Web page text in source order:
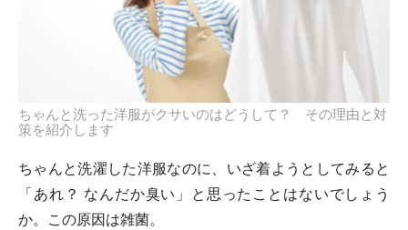
ちゃんと洗った洋服がクサいのはどうして？ その理由と対
策を紹介します
ちゃんと洗濯した洋服なのに、いざ着ようとしてみると
「あれ？ なんだか臭い」と思ったことはないでしょう
か。この原因は雑菌。